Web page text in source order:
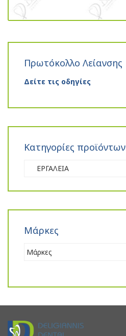
Πρωτόκολλο Λείανσης
Δείτε τις οδηγίες
Κατηγορίες προϊόντων
ΕΡΓΑΛΕΙΑ
Μάρκες